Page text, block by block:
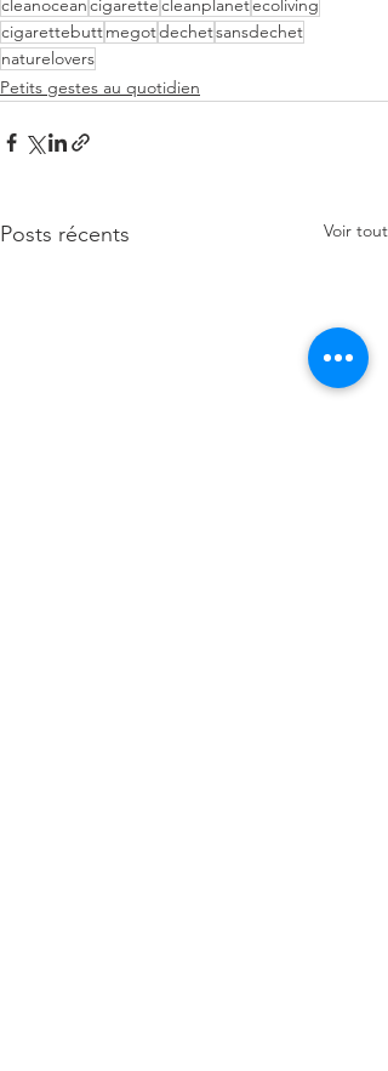
cleanoceancigarettecleanplanetecoliving
cigarettebuttmegotdechetsansdechet
naturelovers
Petits gestes au quotidien
Posts récents Voir tout